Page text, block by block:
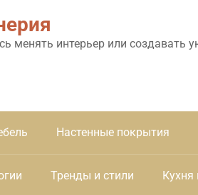
менять интерьер или
Настенные покрытия
Тренды и стили Кухня